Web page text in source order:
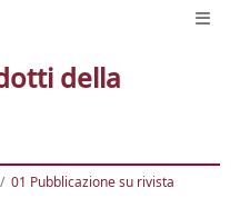
della
01 Pubblicazione su rivista